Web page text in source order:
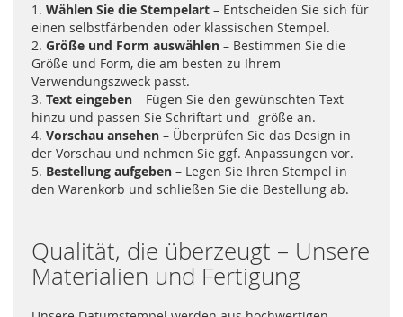
1. Wählen Sie die Stempelart – Entscheiden Sie sich für
einen selbstfärbenden oder klassischen Stempel.
2. Größe und Form auswählen – Bestimmen Sie die
Größe und Form, die am besten zu Ihrem
Verwendungszweck passt.
3. Text eingeben – Fügen Sie den gewünschten Text
hinzu und passen Sie Schriftart und -größe an.
4. Vorschau ansehen – Überprüfen Sie das Design in
der Vorschau und nehmen Sie ggf. Anpassungen vor.
5. Bestellung aufgeben – Legen Sie Ihren Stempel in
den Warenkorb und schließen Sie die Bestellung ab.
Qualität, die überzeugt – Unsere
Materialien und Fertigung